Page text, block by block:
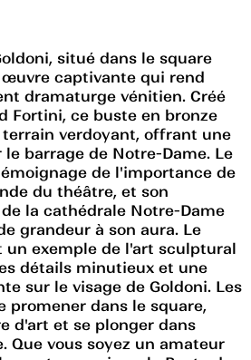
situé dans le square
captivante qui rend
dramaturge vénitien. Créé
Fortini, ce buste en bronze
verdoyant, offrant une
barrage de Notre-Dame. Le
de l'importance de
du théâtre, et son
la cathédrale Notre-Dame
grandeur à son aura. Le
un exemple de l'art sculptural
détails minutieux et une
sur le visage de Goldoni. Les
promener dans le square,
d'art et se plonger dans
Que vous soyez un amateur